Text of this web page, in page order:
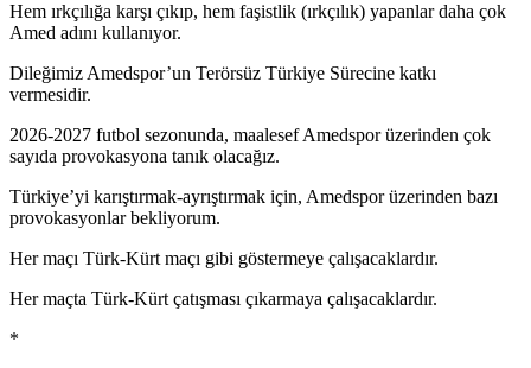
Hem ırkçılığa karşı çıkıp, hem faşistlik (ırkçılık) yapanlar daha çok
Amed adını kullanıyor.
Dileğimiz Amedspor’un Terörsüz Türkiye Sürecine katkı
vermesidir.
2026-2027 futbol sezonunda, maalesef Amedspor üzerinden çok
sayıda provokasyona tanık olacağız.
Türkiye’yi karıştırmak-ayrıştırmak için, Amedspor üzerinden bazı
provokasyonlar bekliyorum.
Her maçı Türk-Kürt maçı gibi göstermeye çalışacaklardır.
Her maçta Türk-Kürt çatışması çıkarmaya çalışacaklardır.
*